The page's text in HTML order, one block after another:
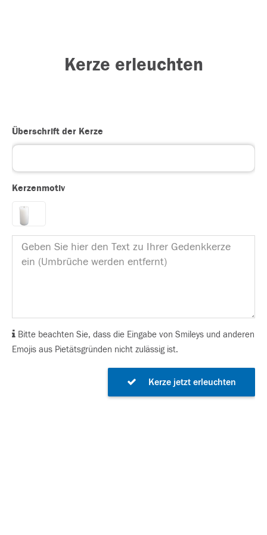
Kerze erleuchten
Überschrift der Kerze
Kerzenmotiv
Bitte beachten Sie, dass die Eingabe von Smileys und anderen
Emojis aus Pietätsgründen nicht zulässig ist.
Kerze jetzt erleuchten